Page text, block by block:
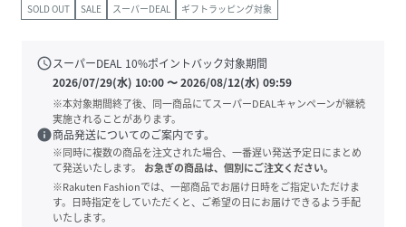
SOLD OUT SALE スーパーDEAL ギフトラッピング対象
scheduleスーパーDEAL 10%ポイントバック対象期間
2026/07/29(水) 10:00〜2026/08/12(水) 09:59
※本対象期間終了後、同一商品にてスーパーDEALキャンペーンが継続
実施されることがあります。
info商品発送についてのご案内です。
※同時に複数の商品を注文された場合、一番遅い発送予定日にまとめ
て発送いたします。
お急ぎの商品は、個別にご注文ください。
※Rakuten Fashionでは、一部商品でお届け日時をご指定いただけま
す。日時指定をしていただくと、ご希望の日にお届けできるよう手配
いたします。